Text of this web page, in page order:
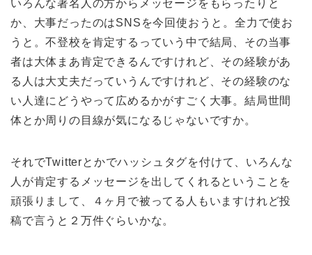
いろんな著名人の方からメッセージをもらったりと
か、大事だったのはSNSを今回使おうと。全力で使お
うと。不登校を肯定するっていう中で結局、その当事
者は大体まあ肯定できるんですけれど、その経験があ
る人は大丈夫だっていうんですけれど、その経験のな
い人達にどうやって広めるかがすごく大事。結局世間
体とか周りの目線が気になるじゃないですか。
それでTwitterとかでハッシュタグを付けて、いろんな
人が肯定するメッセージを出してくれるということを
頑張りまして、４ヶ月で被ってる人もいますけれど投
稿で言うと２万件ぐらいかな。